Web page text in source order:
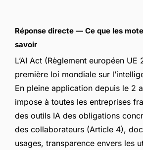
Réponse directe — Ce que les
savoir
L’AI Act (Règlement européen
première loi mondiale sur
En pleine application depuis le 2
impose à toutes les entreprises
des outils IA des obligations
des collaborateurs (Article 4),
usages, transparence envers les